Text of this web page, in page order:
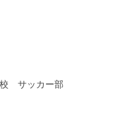
校 サッカー部